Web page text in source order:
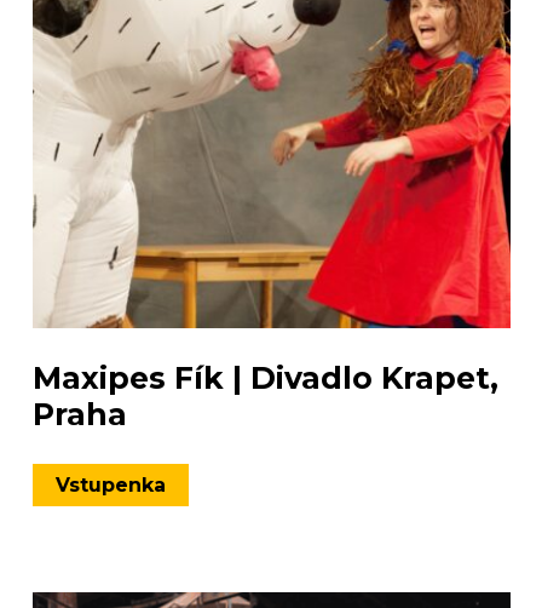
Maxipes Fík | Divadlo Krapet,
Praha
Vstupenka